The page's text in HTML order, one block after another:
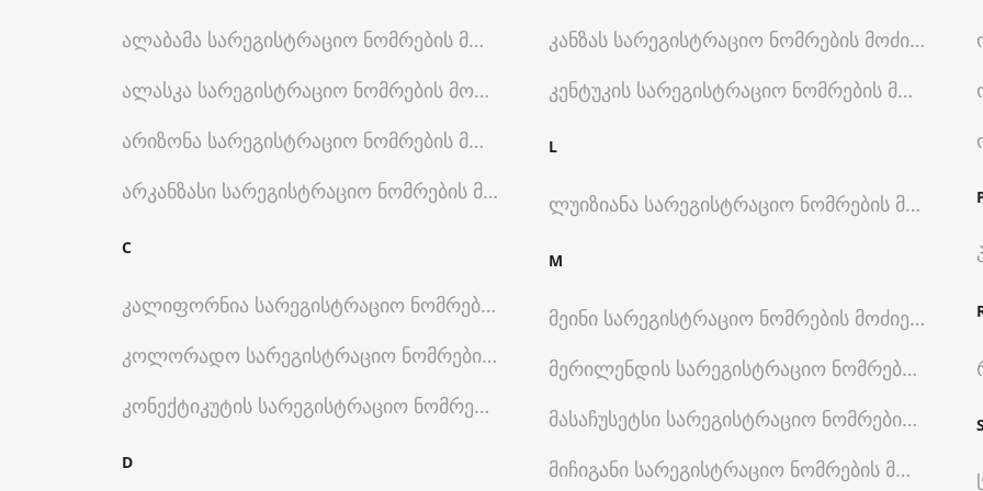
Ალაბამა Სარეგისტრაციო Ნომრების Მოძიება Შტატების Მიხედვით
Ალასკა Სარეგისტრაციო Ნომრების Მოძიება Შტატების Მიხედვით
Არიზონა Სარეგისტრაციო Ნომრების Მოძიება Შტატების Მიხედვით
Არკანზასი Სარეგისტრაციო Ნომრების Მოძიება Შტატების Მიხედვით
C
Კალიფორნია Სარეგისტრაციო Ნომრების Მოძიება Შტატების Მიხედვით
Კოლორადო Სარეგისტრაციო Ნომრების Მოძიება Შტატების Მიხედვით
Კონექტიკუტის Სარეგისტრაციო Ნომრების Მოძიება Შტატების Მიხედვით
D
Კანზას Სარეგისტრაციო Ნომრების Მოძიება
Კენტუკის Სარეგისტრაციო Ნომრების Მოძიება
L
Ლუიზიანა Სარეგისტრაციო Ნომრების Მოძიება
M
Მეინი Სარეგისტრაციო Ნომრების Მოძიება
Მერილენდის Სარეგისტრაციო Ნომრების
Მასაჩუსეტსი Სარეგისტრაციო Ნომრების
Მიჩიგანი Სარეგისტრაციო Ნომრების Მოძიება
S